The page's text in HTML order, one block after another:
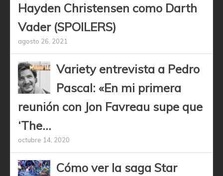
Hayden Christensen como Darth
Vader (SPOILERS)
agosto 26, 2021
Variety entrevista a Pedro
Pascal: «En mi primera
reunión con Jon Favreau supe que
‘The...
octubre 14, 2020
Cómo ver la saga Star